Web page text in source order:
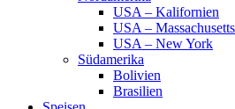
USA – Kalifornien
USA – Massachusetts
USA – New York
Südamerika
Bolivien
Brasilien